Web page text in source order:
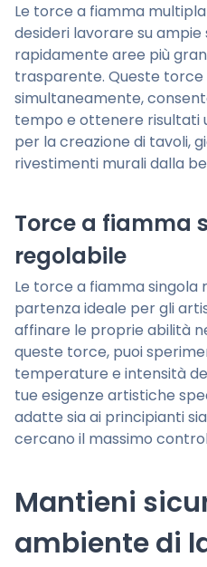
Le torce a fiamma
desideri lavorare su
rapidamente aree più
trasparente. Queste
simultaneamente,
tempo e ottenere risultati
per la creazione di tavoli,
rivestimenti murali dalla
Torce a fiamma
regolabile
Le torce a fiamma singola
partenza ideale per gli
affinare le proprie abilità
queste torce, puoi
temperature e intensità
tue esigenze artistiche
adatte sia ai principianti
cercano il massimo
Mantieni
ambiente di